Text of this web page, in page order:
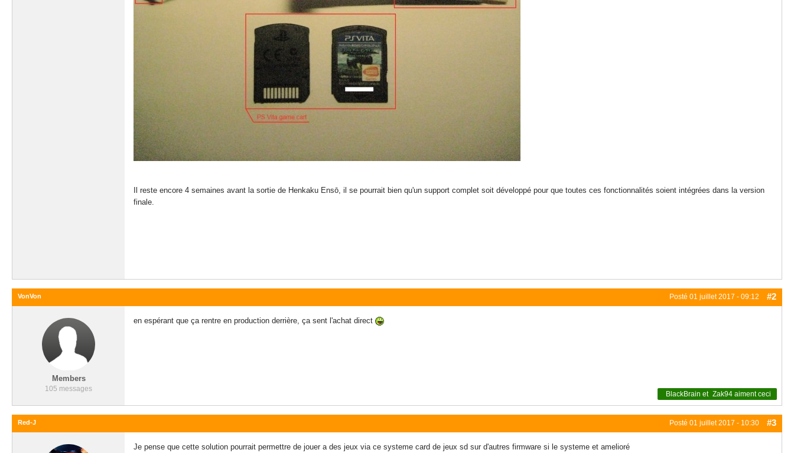
Il reste encore 4 semaines avant la sortie de Henkaku Ensō, il se pourrait bien qu'un support complet soit développé pour que toutes ces fonctionnalités soient intégrées dans la version
finale.
Posté 01 juillet 2017 - 09:12 #2
VonVon
Members
105 messages
en espérant que ça rentre en production derrière, ça sent l'achat direct
BlackBrain et Zak94 aiment ceci
Posté 01 juillet 2017 - 10:30 #3
Red-J
Je pense que cette solution pourrait permettre de jouer a des jeux via ce systeme card de jeux sd sur d'autres firmware si le systeme et amelioré